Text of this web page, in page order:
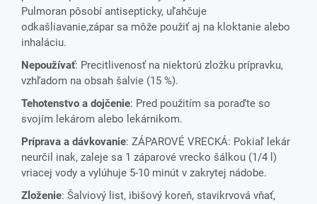
Pulmoran pôsobí antisepticky, uľahčuje
odkašliavanie,zápar sa môže použiť aj na kloktanie alebo
inhaláciu.
Nepoužívať: Precitlivenosť na niektorú zložku prípravku,
vzhľadom na obsah šalvie (15 %).
Tehotenstvo a dojčenie: Pred použitím sa poraďte so
svojím lekárom alebo lekárnikom.
Príprava a dávkovanie: ZÁPAROVÉ VRECKÁ: Pokiaľ lekár
neurčil inak, zaleje sa 1 záparové vrecko šálkou (1/4 l)
vriacej vody a vylúhuje 5-10 minút v zakrytej nádobe.
Zloženie: Šalviový list, ibišový koreň, stavikrvová vňať,